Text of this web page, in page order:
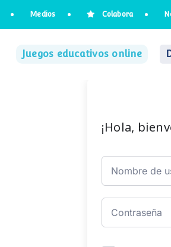
Medios Colabora
Juegos educativos online
¡Hola,